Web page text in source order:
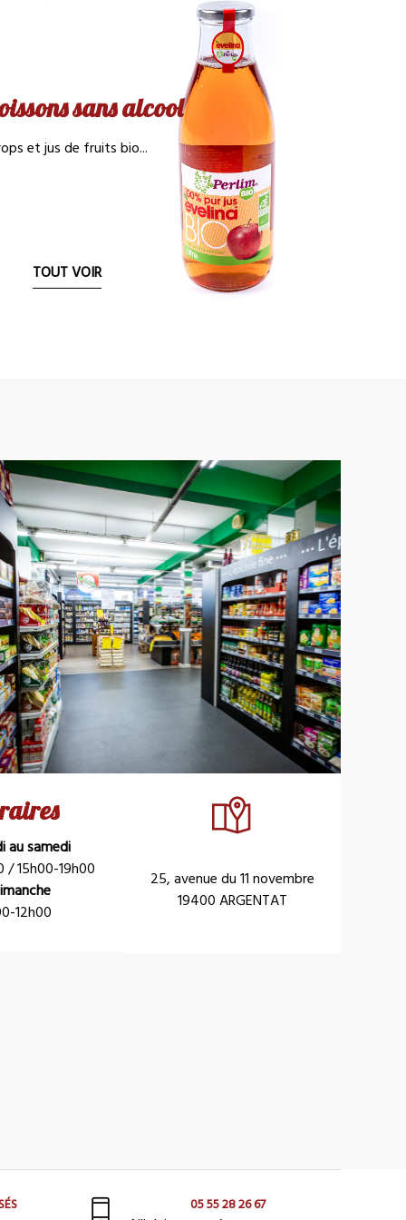
sans alcool
et jus de fruits bio...
TOUT VOIR
25, avenue du 11 novembre
19400 ARGENTAT
au samedi
/ 15h00-19h00
12h00
05 55 28 26 67